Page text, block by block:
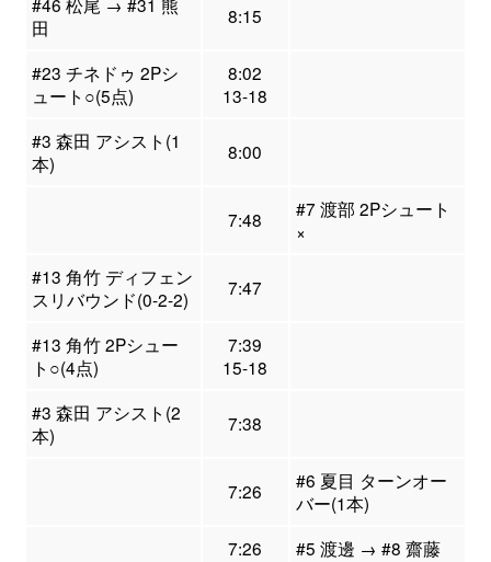
田
8:15
#23 チネドゥ 2Pシ
ュート○(5点)
8:02
13-18
#3 森田 アシスト(1
本)
8:00
7:48
#7 渡部 2Pシュート
×
#13 角竹 ディフェン
スリバウンド(0-2-2)
7:47
#13 角竹 2Pシュー
ト○(4点)
7:39
15-18
#3 森田 アシスト(2
本)
7:38
7:26
#6 夏目 ターンオー
バー(1本)
7:26
#5 渡邊 → #8 齋藤